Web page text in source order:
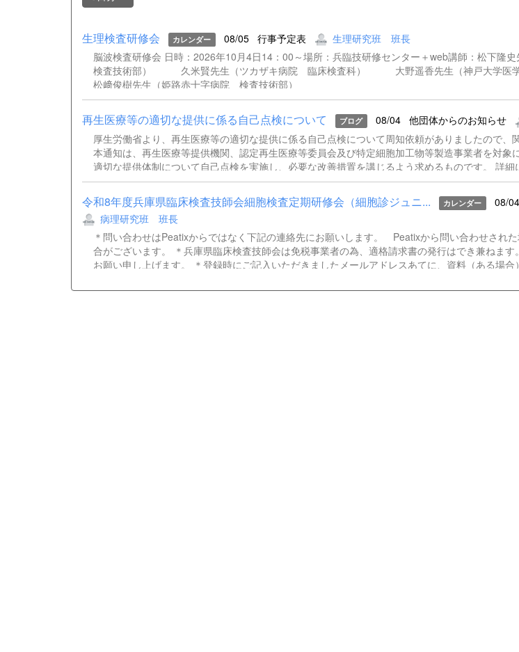
生理検査研修会 カレンダー 08/05 行事予定表
生理研究班 班長
脳波検査研修会 日時：2026年10月4日14：00～場所：兵臨技研修センター＋web講師：松下隆
検査技術部） 久米賢先生（ツカザキ病院 臨床検査科） 大野遥香先生（神戸大学
松﨑俊樹先生（姫路赤十字病院 検査技術部）
再生医療等の適切な提供に係る自己点検について ブログ 08/04 他団体からのお知らせ
厚生労働省より、再生医療等の適切な提供に係る自己点検について周知依頼がありましたので、
本通知は、再生医療等提供機関、認定再生医療等委員会及び特定細胞加工物等製造事業者を対象
適切な提供体制について自己点検を実施し、必要な改善措置を講じるよう求めるものです。 詳
ご確認ください。 通知事務連絡（別記団体宛）.pdf 再生医療等の適切な提供に係る自己点検に
令和8年度兵庫県臨床検査技師会細胞検査定期研修会（細胞診ジュニ... カレンダー 08/04
病理研究班 班長
＊問い合わせはPeatixからではなく下記の連絡先にお願いします。 Peatixから問い合わせされ
合がございます。 ＊兵庫県臨床検査技師会は免税事業者の為、適格請求書の発行はでき兼ねま
お願い申し上げます。 ＊登録時にご記入いただきましたメールアドレスあてに、資料（ある場
場合は、資料や招致メールを送ることが出来ません。当日の対応は出来かねますことをご了承ください。 連絡